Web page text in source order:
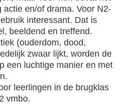
actie en/of drama. Voor N2-
interessant. Dat is
beeldend en treffend.
(ouderdom, dood,
zwaar lijkt, worden de
een luchtige manier en met
leerlingen in de brugklas
vmbo.